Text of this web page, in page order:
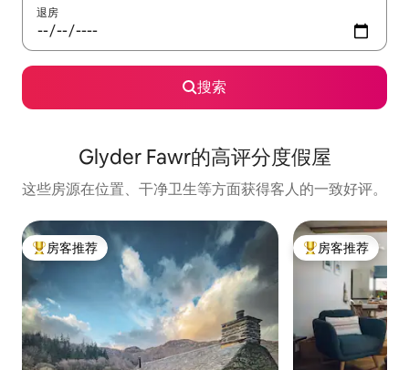
退房
搜索
Glyder Fawr的高评分度假屋
这些房源在位置、干净卫生等方面获得客人的一致好评。
热门「房客推荐」
房客推荐 热门「房客推荐」
房客推荐